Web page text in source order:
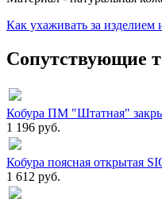
Как ухаживать за изделием
Сопутствующие
Кобура ПМ "Штатная"
1 196 руб.
Кобура поясная открытая
1 612 руб.